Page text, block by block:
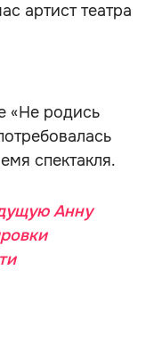
артист театра
«Не родись
спектакля.
Анну